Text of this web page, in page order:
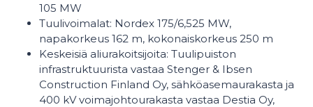
105 MW
Tuulivoimalat: Nordex 175/6,525 MW,
napakorkeus 162 m, kokonaiskorkeus 250 m
Keskeisiä aliurakoitsijoita: Tuulipuiston
infrastruktuurista vastaa Stenger & Ibsen
Construction Finland Oy, sähköasemaurakasta ja
400 kV voimajohtourakasta vastaa Destia Oy,